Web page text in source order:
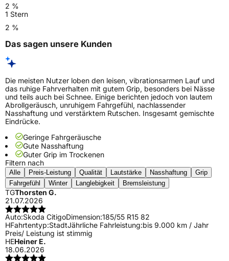
2 %
1 Stern
2 %
Das sagen unsere Kunden
Die meisten Nutzer loben den leisen, vibrationsarmen Lauf und
das ruhige Fahrverhalten mit gutem Grip, besonders bei Nässe
und teils auch bei Schnee. Einige berichten jedoch von lautem
Abrollgeräusch, unruhigem Fahrgefühl, nachlassender
Nasshaftung und verstärktem Rutschen. Insgesamt gemischte
Eindrücke.
Geringe Fahrgeräusche
Gute Nasshaftung
Guter Grip im Trockenen
Filtern nach
Alle Preis-Leistung Qualität Lautstärke Nasshaftung
Grip
Fahrgefühl
Winter Langlebigkeit Bremsleistung
TGThorsten G.
21.07.2026
Auto:Skoda CitigoDimension:185/55 R15 82
HFahrtentyp:StadtJährliche Fahrleistung:bis 9.000 km / Jahr
Preis/ Leistung ist stimmig
HEHeiner E.
18.06.2026